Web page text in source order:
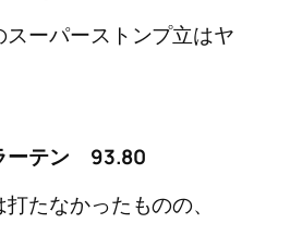
スーパーストンプ立はヤ
ーテン 93.80
たなかったものの、